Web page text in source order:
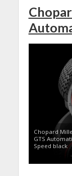
Chopard
GTS
Speed black